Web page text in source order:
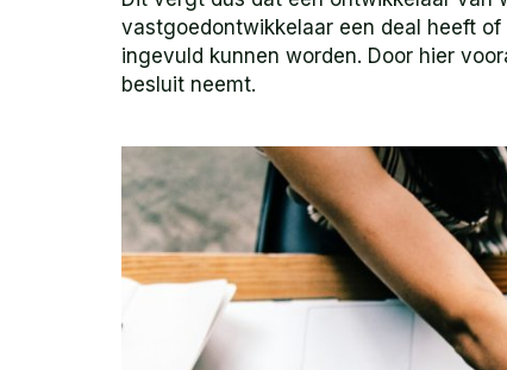
vastgoedontwikkelaar een deal heeft
ingevuld kunnen worden. Door hier
besluit neemt.